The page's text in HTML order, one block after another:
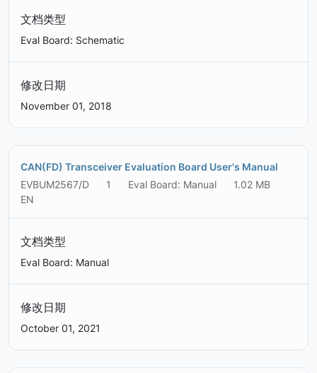
文档类型
Eval Board: Schematic
修改日期
November 01, 2018
CAN(FD) Transceiver Evaluation Board User's Manual
EVBUM2567/D
1 Eval Board: Manual
1.02 MB
EN
文档类型
Eval Board: Manual
修改日期
October 01, 2021